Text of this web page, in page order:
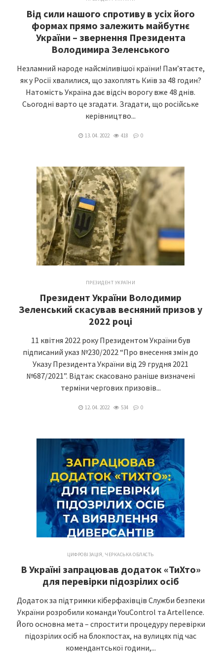
Від сили нашого спротиву в усіх його
формах прямо залежить майбутнє
України – звернення Президента
Володимира Зеленського
Незламний народе найсміливішої країни! Пам’ятаєте,
як у Росії хвалилися, що захоплять Київ за 48 годин?
Натомість Україна дає відсіч ворогу вже 48 днів.
Сьогодні варто це згадати. Згадати, що російське
керівництво...
13. 04. 2022 418 0
ПРЕЗИДЕНТ УКРАЇНИ
Президент України Володимир
Зеленський скасував весняний призов у
2022 році
11 квітня 2022 року Президентом України був
підписаний указ №230/2022 “Про внесення змін до
Указу Президента України від 29 грудня 2021
№687/2021”. Відтак: скасовано раніше визначені
терміни чергових призовів...
12. 04. 2022 534 0
ЦИФРОВІЗАЦІЯ, ЧЕРКАСЬКА ОБЛАСТЬ
В Україні запрацював додаток «ТиХто»
для перевірки підозрілих осіб
Додаток за підтримки кіберфахівців Служби безпеки
України розробили команди YouControl та Artellence.
Його основна мета – спростити процедуру перевірки
підозрілих осіб на блокпостах, на вулицях під час
комендантської години,...